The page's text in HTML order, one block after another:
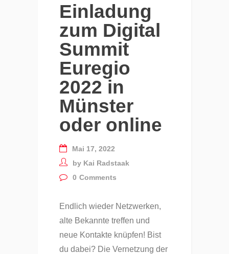
Einladung
zum Digital
Summit
Euregio
2022 in
Münster
oder online
Mai 17, 2022
by Kai Radstaak
0 Comments
Endlich wieder Netzwerken,
alte Bekannte treffen und
neue Kontakte knüpfen! Bist
du dabei? Die Vernetzung der